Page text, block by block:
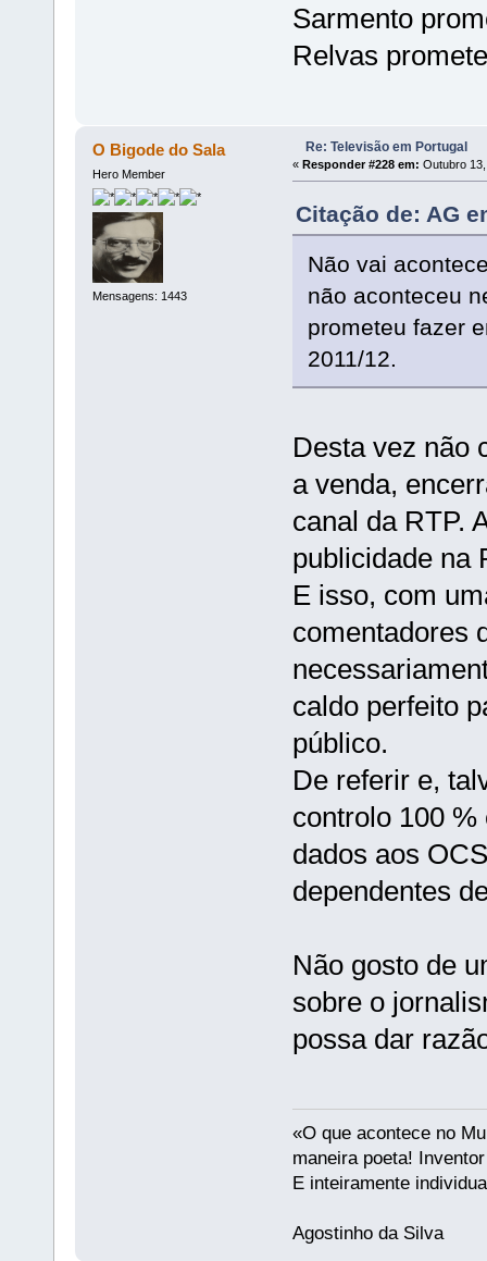
Sarmento
Relvas
O Bigode do Sala
Hero Member
Mensagens: 1443
Re: Televisão em Portugal
« Responder #228 em: Outubro
Citação de: AG
Não vai
não aconteceu
prometeu fazer
2011/12.
Desta vez não
a venda,
canal da RTP.
publicidade na
E isso, com
comentadores
caldo perfeito
público.
De referir e,
controlo 100
dados aos
dependentes
Não gosto de
sobre o
possa dar
«O que acontece no
maneira poeta!
E inteiramente
Agostinho da Silva